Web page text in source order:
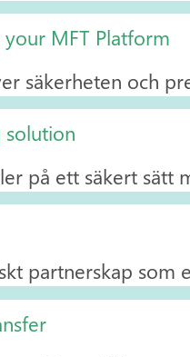
MFT Platform
säkerheten och
solution
på ett säkert sätt
partnerskap som